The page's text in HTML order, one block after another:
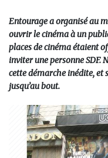
Entourage a organisé au
ouvrir le cinéma à un
places de cinéma étaient
inviter une personne SDF.
cette démarche inédite, et
jusqu’au bout.